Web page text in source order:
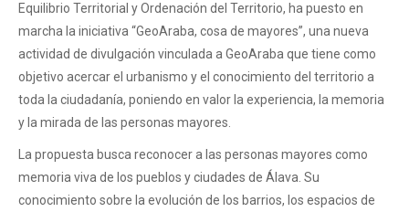
Equilibrio Territorial y Ordenación del Territorio, ha puesto en
marcha la iniciativa “GeoAraba, cosa de mayores”, una nueva
actividad de divulgación vinculada a GeoAraba que tiene como
objetivo acercar el urbanismo y el conocimiento del territorio a
toda la ciudadanía, poniendo en valor la experiencia, la memoria
y la mirada de las personas mayores.
La propuesta busca reconocer a las personas mayores como
memoria viva de los pueblos y ciudades de Álava. Su
conocimiento sobre la evolución de los barrios, los espacios de